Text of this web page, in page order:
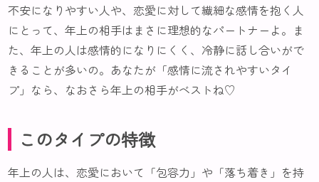
不安になりやすい人や、恋愛に対して繊細な感情を抱く人
にとって、年上の相手はまさに理想的なパートナーよ。ま
た、年上の人は感情的になりにくく、冷静に話し合いがで
きることが多いの。あなたが「感情に流されやすいタイ
プ」なら、なおさら年上の相手がベストね♡
このタイプの特徴
年上の人は、恋愛において「包容力」や「落ち着き」を持